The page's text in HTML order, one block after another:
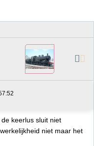
keerlus sluit niet
niet maar het